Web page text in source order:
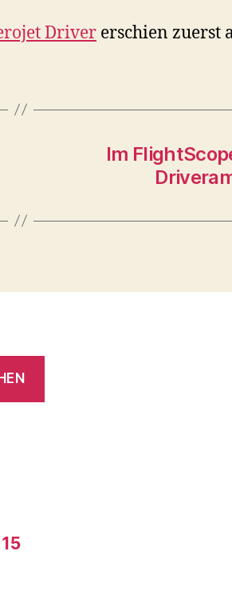
Driver erschien zuerst
Im